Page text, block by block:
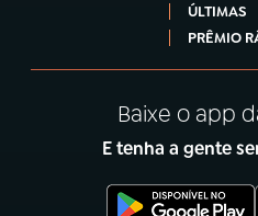
ÚLTIMAS
PRÊMIO
Baixe o app
E tenha a gente